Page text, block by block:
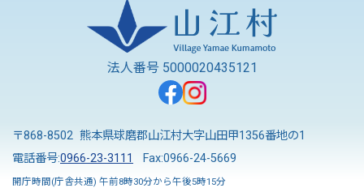
法人番号 5000020435121
〒868-8502 熊本県球磨郡山江村大字山田甲1356番地の1
電話番号:0966-23-3111 Fax:0966-24-5669
開庁時間(庁舎共通) 午前8時30分から午後5時15分